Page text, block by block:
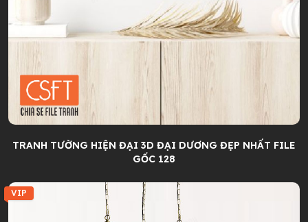
TRANH TƯỜNG HIỆN ĐẠI 3D ĐẠI DƯƠNG ĐẸP NHẤT FILE
GỐC 128
VIP